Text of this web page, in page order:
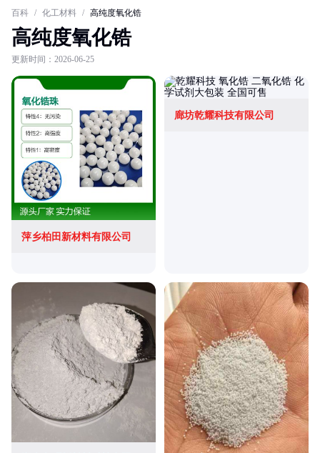
百科 / 化工材料 / 高纯度氧化锆
高纯度氧化锆
更新时间：2026-06-25
萍乡柏田新材料有限公司
廊坊乾耀科技有限公司